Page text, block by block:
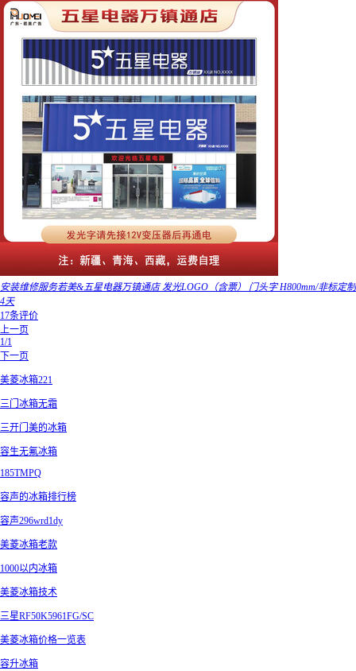
安装维修服务若美&五星电器万镇通店 发光LOGO（含票） 门头字 H800mm/非标定制
4天
17条评价
上一页
1/1
下一页
美菱冰箱221
三门冰箱无霜
三开门美的冰箱
容生无氟冰箱
185TMPQ
容声的冰箱排行榜
容声296wrd1dy
美菱冰箱老款
1000以内冰箱
美菱冰箱技术
三星RF50K5961FG/SC
美菱冰箱价格一览表
容升冰箱